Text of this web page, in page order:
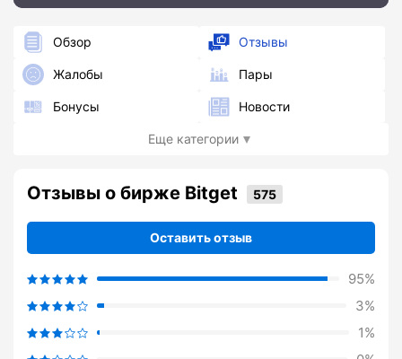
Обзор Отзывы
Жалобы Пары
Бонусы Новости
Еще категории
Отзывы о бирже Bitget
Оставить отзыв
95%
3%
1%